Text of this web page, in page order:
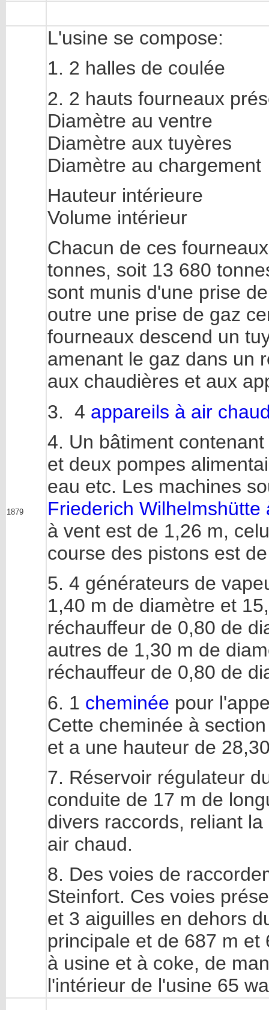
1879
L'usine se compose:
1. 2 halles de coulée
2. 2 hauts fourneaux
Diamètre au
Diamètre aux
Diamètre au
Hauteur
Volume intérieur
Chacun de ces
tonnes, soit 13 680
sont munis d'une prise
outre une prise de gaz
fourneaux descend un
amenant le gaz dans un
aux chaudières et aux
3. 4 appareils à air
4. Un bâtiment
et deux pompes
eau etc. Les machines
Friederich Wilhelmshütte
à vent est de 1,26 m,
course des pistons est
5. 4 générateurs de
1,40 m de diamètre et
réchauffeur de 0,80 de
autres de 1,30 m de
réchauffeur de 0,80 de
6. 1 cheminée pour
Cette cheminée à
et a une hauteur de
7. Réservoir régulateur
conduite de 17 m de
divers raccords, reliant
air chaud.
8. Des voies de
Steinfort. Ces voies
et 3 aiguilles en dehors
principale et de 687 m
à usine et à coke, de
l'intérieur de l'usine 65